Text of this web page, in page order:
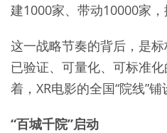
建1000家、带动10000家，
这一战略节奏的背后，是
已验证、可量化、可标准
着，XR电影的全国“院线”铺
“百城千院”启动